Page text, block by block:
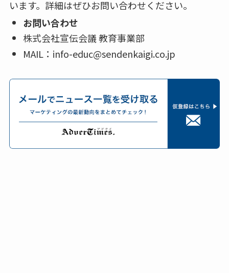
います。詳細はぜひお問い合わせください。
お問い合わせ
株式会社宣伝会議 教育事業部
MAIL：info-educ@sendenkaigi.co.jp